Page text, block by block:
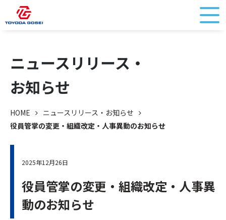
ニュースリリース・
お知らせ
HOME
ニュースリリース・お知らせ
役員管掌の変更・組織改定・人事異動のお知らせ
2025年12月26日
役員管掌の変更・組織改定・人事異
動のお知らせ